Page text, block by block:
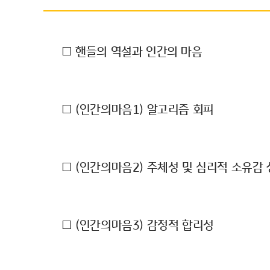
□ 핸들의 역설과 인간의 마음
□ (인간의마음1) 알고리즘 회피
□ (인간의마음2) 주체성 및 심리적 소유감
□ (인간의마음3) 감정적 합리성